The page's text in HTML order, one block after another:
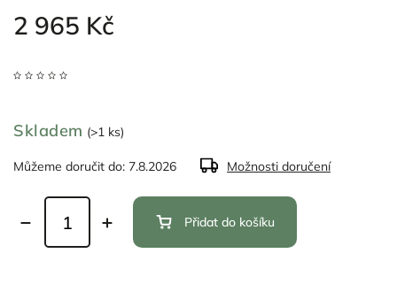
2 965 Kč
Skladem (>1 ks)
Můžeme doručit do: 7.8.2026 Možnosti doručení
Přidat do košíku